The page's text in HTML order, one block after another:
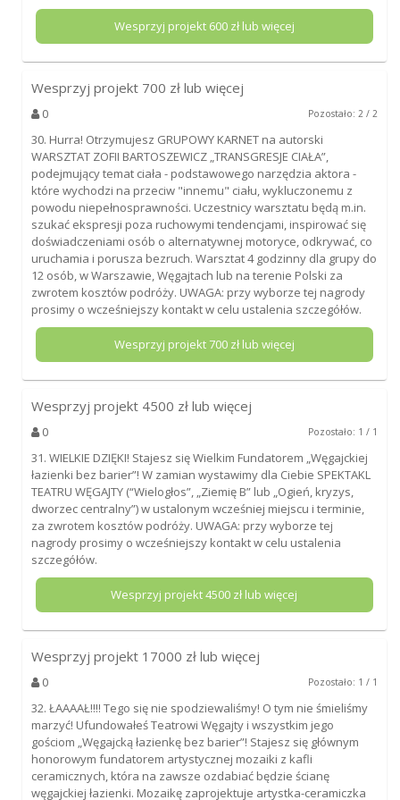
Wesprzyj projekt 600zł lub więcej
Wesprzyj projekt 700 zł lub więcej
0 Pozostało: 2 / 2
30. Hurra! Otrzymujesz GRUPOWY KARNET na autorski
WARSZTAT ZOFII BARTOSZEWICZ „TRANSGRESJE CIAŁA”,
podejmujący temat ciała - podstawowego narzędzia aktora -
które wychodzi na przeciw "innemu" ciału, wykluczonemu z
powodu niepełnosprawności. Uczestnicy warsztatu będą m.in.
szukać ekspresji poza ruchowymi tendencjami, inspirować się
doświadczeniami osób o alternatywnej motoryce, odkrywać, co
uruchamia i porusza bezruch. Warsztat 4 godzinny dla grupy do
12 osób, w Warszawie, Węgajtach lub na terenie Polski za
zwrotem kosztów podróży. UWAGA: przy wyborze tej nagrody
prosimy o wcześniejszy kontakt w celu ustalenia szczegółów.
Wesprzyj projekt700zł lub więcej
Wesprzyj projekt 4500 zł lub więcej
0 Pozostało: 1 / 1
31. WIELKIE DZIĘKI! Stajesz się Wielkim Fundatorem „Węgajckiej
łazienki bez barier”! W zamian wystawimy dla Ciebie SPEKTAKL
TEATRU WĘGAJTY (“Wielogłos”, „Ziemię B” lub „Ogień, kryzys,
dworzec centralny”) w ustalonym wcześniej miejscu i terminie,
za zwrotem kosztów podróży. UWAGA: przy wyborze tej
nagrody prosimy o wcześniejszy kontakt w celu ustalenia
szczegółów.
Wesprzyj projekt4500 zł lub więcej
Wesprzyj projekt 17000 zł lub więcej
0 Pozostało: 1 / 1
32. ŁAAAAŁ!!!! Tego się nie spodziewaliśmy! O tym nie śmieliśmy
marzyć! Ufundowałeś Teatrowi Węgajty i wszystkim jego
gościom „Węgajcką łazienkę bez barier”! Stajesz się głównym
honorowym fundatorem artystycznej mozaiki z kafli
ceramicznych, która na zawsze ozdabiać będzie ścianę
węgajckiej łazienki. Mozaikę zaprojektuje artystka-ceramiczka